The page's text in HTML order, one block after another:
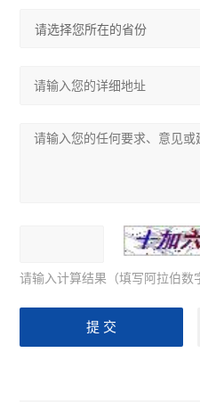
请输入计算结果（填写阿拉伯数